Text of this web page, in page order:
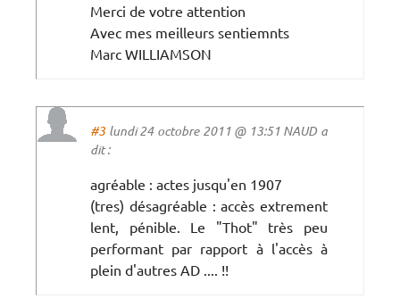
Merci de votre attention
Avec mes meilleurs sentiemnts
Marc WILLIAMSON
#3 lundi 24 octobre 2011 @ 13:51 NAUD a
dit :
agréable : actes jusqu'en 1907
(tres) désagréable : accès extrement
lent, pénible. Le "Thot" très peu
performant par rapport à l'accès à
plein d'autres AD .... !!